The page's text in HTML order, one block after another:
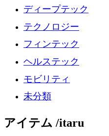
ディープテック
テクノロジー
フィンテック
ヘルステック
モビリティ
未分類
アイテム /itaru